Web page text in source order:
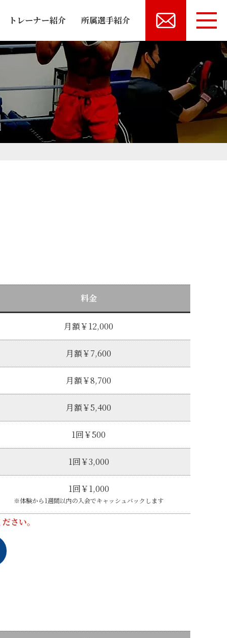
トレーナー紹介 所属選手紹介
料金
月額￥12,000
月額￥7,600
月額￥8,700
月額￥5,400
1回￥500
1回￥3,000
1回￥1,000
※体験から1週間以内の入会でキャッシュバックします
さい。